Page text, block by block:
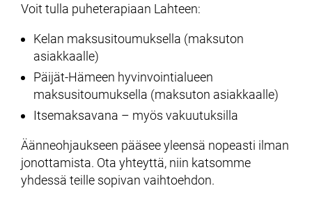
Voit tulla puheterapiaan Lahteen:
Kelan maksusitoumuksella (maksuton
asiakkaalle)
Päijät-Hämeen hyvinvointialueen
maksusitoumuksella (maksuton asiakkaalle)
Itsemaksavana – myös vakuutuksilla
Äänneohjaukseen pääsee yleensä nopeasti ilman
jonottamista. Ota yhteyttä, niin katsomme
yhdessä teille sopivan vaihtoehdon.